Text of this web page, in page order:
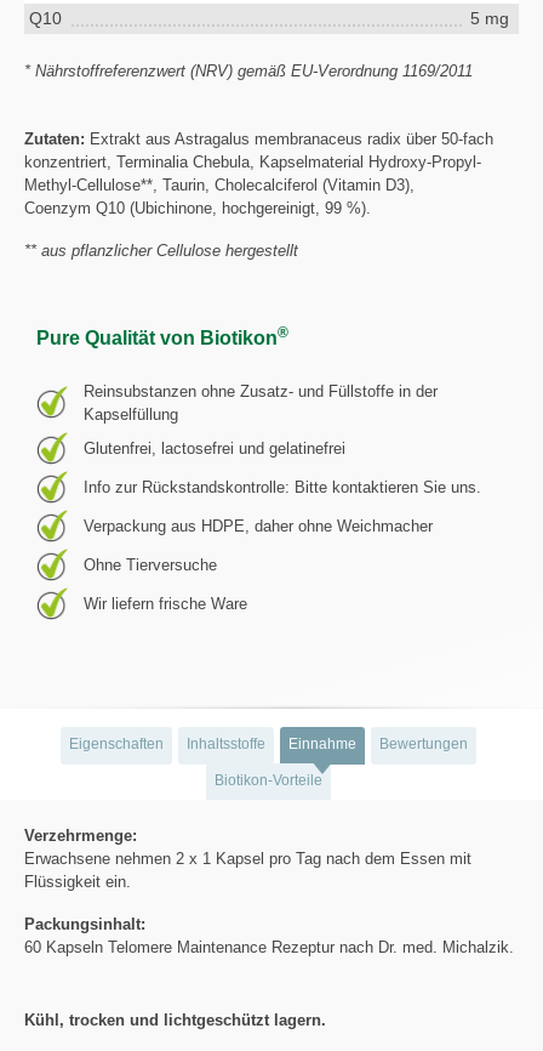
Q10
5 mg
* Nährstoffreferenzwert (NRV) gemäß EU-Verordnung 1169/2011
Zutaten: Extrakt aus Astragalus membranaceus radix über 50-fach
konzentriert, Terminalia Chebula, Kapselmaterial Hydroxy-Propyl-
Methyl-Cellulose**, Taurin, Cholecalciferol (Vitamin D3),
Coenzym Q10 (Ubichinone, hochgereinigt, 99 %).
** aus pflanzlicher Cellulose hergestellt
Pure Qualität von Biotikon®
Reinsubstanzen ohne Zusatz- und Füllstoffe in der
Kapselfüllung
Glutenfrei, lactosefrei und gelatinefrei
Info zur Rückstandskontrolle: Bitte kontaktieren Sie uns.
Verpackung aus HDPE, daher ohne Weichmacher
Ohne Tierversuche
Wir liefern frische Ware
Eigenschaften Inhaltsstoffe Einnahme Bewertungen
Biotikon-Vorteile
Verzehrmenge:
Erwachsene nehmen 2 x 1 Kapsel pro Tag nach dem Essen mit
Flüssigkeit ein.
Packungsinhalt:
60 Kapseln Telomere Maintenance Rezeptur nach Dr. med. Michalzik.
Kühl, trocken und lichtgeschützt lagern.